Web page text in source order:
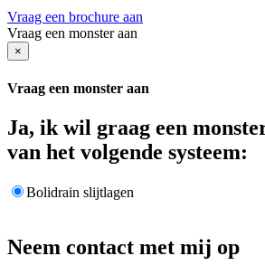
Vraag een brochure aan
Vraag een monster aan
×
Vraag een monster aan
Ja, ik wil graag een
van het volgende systeem:
Bolidrain slijtlagen
Neem contact met mij op